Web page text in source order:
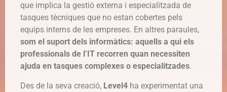
que implica la gestió externa i especialitzada de
tasques tècniques que no estan cobertes pels
equips interns de les empreses. En altres paraules,
som el suport dels informàtics: aquells a qui els
professionals de l’IT recorren quan necessiten
ajuda en tasques complexes o especialitzades.
Des de la seva creació, Level4 ha experimentat una